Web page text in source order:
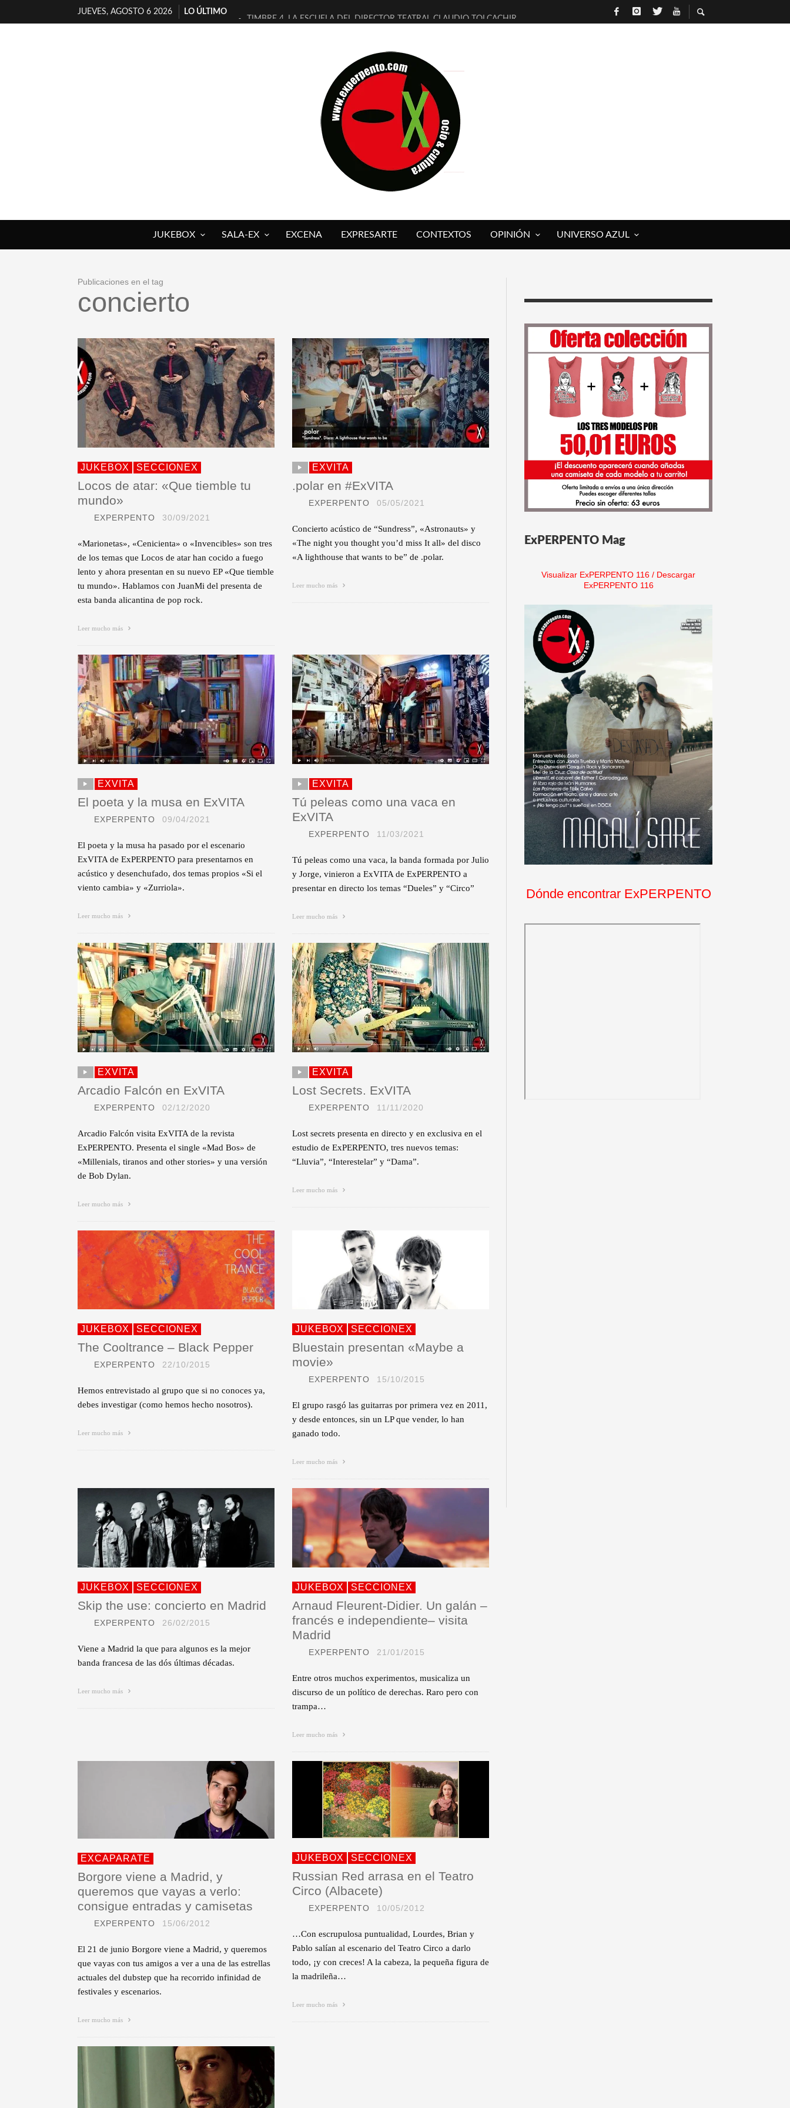
JUEVES, AGOSTO 6 2026
LO ÚLTIMO
TIMBRE 4, LA ESCUELA DEL DIRECTOR TEATRAL CLAUDIO TOLCACHIR
MILITARES JUDÍAS EN #EXVITA
D’BALDOMEROS REINVENTAN [BITÁCORA 3.0] EN EXVITA
MARSHALL FLASH PRESENTA EN EXVITA [RELATIVA SENCILLEZ]
JOFRE BARDAGÍ EN EXVITA INTERPRETANDO A SERRAT
YORCH PRESENTA [CURSO DE ARMONÍA PERSECUTORIA] EN EXVITA
MAGALÍ SARE NOS EXPLICA [DESCASADA]
JUKEBOX SALA-EX EXCENA EXPRESARTE CONTEXTOS OPINIÓN UNIVERSO AZUL
Publicaciones en el tag
concierto
JUKEBOX SECCIONEX
Locos de atar: «Que tiemble tu
mundo»
EXPERPENTO 30/09/2021
«Marionetas», «Cenicienta» o «Invencibles» son tres
de los temas que Locos de atar han cocido a fuego
lento y ahora presentan en su nuevo EP «Que tiemble
tu mundo». Hablamos con JuanMi del presenta de
esta banda alicantina de pop rock.
Leer mucho más
EXVITA
.polar en #ExVITA
EXPERPENTO 05/05/2021
Concierto acústico de “Sundress”, «Astronauts» y
«The night you thought you’d miss It all» del disco
«A lighthouse that wants to be” de .polar.
Leer mucho más
EXVITA
El poeta y la musa en ExVITA
EXPERPENTO 09/04/2021
El poeta y la musa ha pasado por el escenario
ExVITA de ExPERPENTO para presentarnos en
acústico y desenchufado, dos temas propios «Si el
viento cambia» y «Zurriola».
Leer mucho más
EXVITA
Tú peleas como una vaca en
ExVITA
EXPERPENTO 11/03/2021
Tú peleas como una vaca, la banda formada por Julio
y Jorge, vinieron a ExVITA de ExPERPENTO a
presentar en directo los temas “Dueles” y “Circo”
Leer mucho más
EXVITA
Arcadio Falcón en ExVITA
EXPERPENTO 02/12/2020
Arcadio Falcón visita ExVITA de la revista
ExPERPENTO. Presenta el single «Mad Bos» de
«Millenials, tiranos and other stories» y una versión
de Bob Dylan.
Leer mucho más
EXVITA
Lost Secrets. ExVITA
EXPERPENTO 11/11/2020
Lost secrets presenta en directo y en exclusiva en el
estudio de ExPERPENTO, tres nuevos temas:
“Lluvia”, “Interestelar” y “Dama”.
Leer mucho más
JUKEBOX SECCIONEX
The Cooltrance – Black Pepper
EXPERPENTO 22/10/2015
Hemos entrevistado al grupo que si no conoces ya,
debes investigar (como hemos hecho nosotros).
Leer mucho más
JUKEBOX SECCIONEX
Bluestain presentan «Maybe a
movie»
EXPERPENTO 15/10/2015
El grupo rasgó las guitarras por primera vez en 2011,
y desde entonces, sin un LP que vender, lo han
ganado todo.
Leer mucho más
JUKEBOX SECCIONEX
Skip the use: concierto en Madrid
EXPERPENTO 26/02/2015
Viene a Madrid la que para algunos es la mejor
banda francesa de las dós últimas décadas.
Leer mucho más
JUKEBOX SECCIONEX
Arnaud Fleurent-Didier. Un galán –
francés e independiente– visita
Madrid
EXPERPENTO 21/01/2015
Entre otros muchos experimentos, musicaliza un
discurso de un político de derechas. Raro pero con
trampa…
Leer mucho más
EXCAPARATE
Borgore viene a Madrid, y
queremos que vayas a verlo:
consigue entradas y camisetas
EXPERPENTO 15/06/2012
El 21 de junio Borgore viene a Madrid, y queremos
que vayas con tus amigos a ver a una de las estrellas
actuales del dubstep que ha recorrido infinidad de
festivales y escenarios.
Leer mucho más
JUKEBOX SECCIONEX
Russian Red arrasa en el Teatro
Circo (Albacete)
EXPERPENTO 10/05/2012
…Con escrupulosa puntualidad, Lourdes, Brian y
Pablo salían al escenario del Teatro Circo a darlo
todo, ¡y con creces! A la cabeza, la pequeña figura de
la madrileña…
Leer mucho más
ExPERPENTO Mag
Visualizar ExPERPENTO 116 / Descargar
ExPERPENTO 116
Dónde encontrar ExPERPENTO